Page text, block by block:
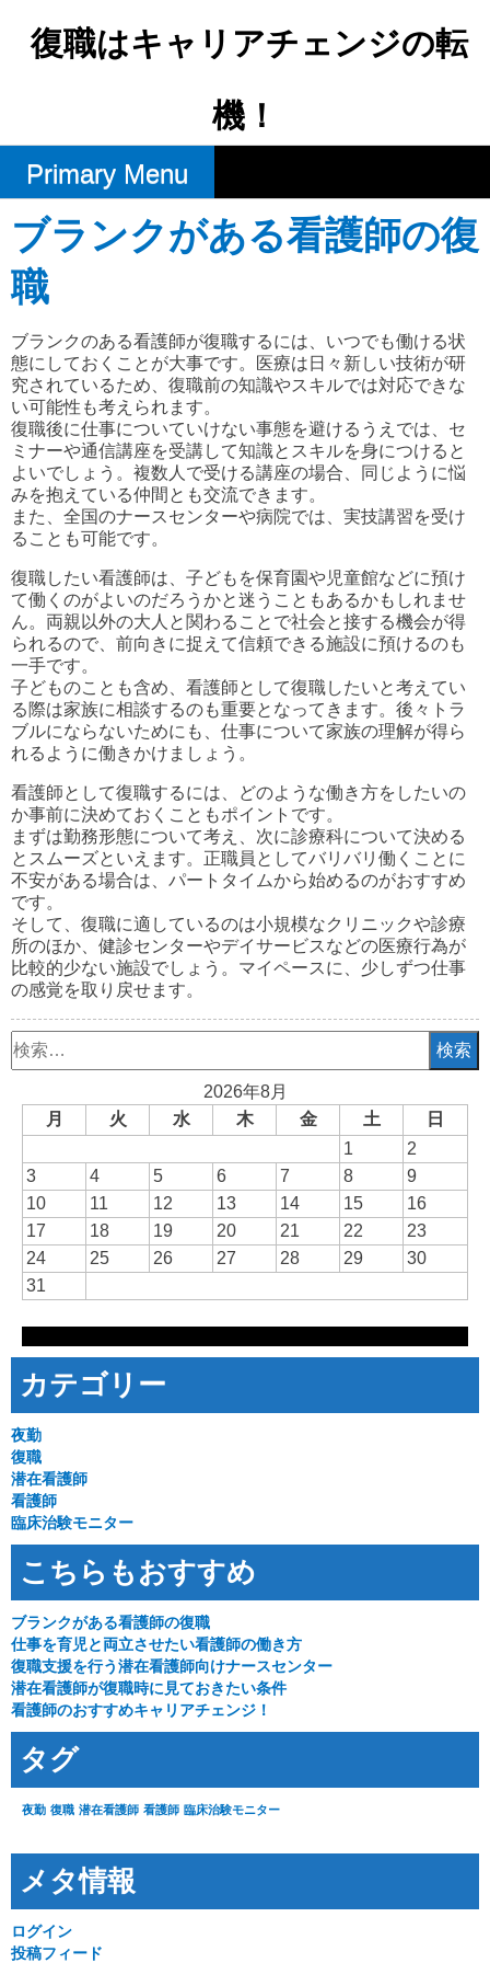
content復職はキャリアチェンジの転
機！
Primary Menu
ブランクがある看護師の復
職
ブランクのある看護師が復職するには、いつでも働ける状
態にしておくことが大事です。医療は日々新しい技術が研
究されているため、復職前の知識やスキルでは対応できな
い可能性も考えられます。
復職後に仕事についていけない事態を避けるうえでは、セ
ミナーや通信講座を受講して知識とスキルを身につけると
よいでしょう。複数人で受ける講座の場合、同じように悩
みを抱えている仲間とも交流できます。
また、全国のナースセンターや病院では、実技講習を受け
ることも可能です。
復職したい看護師は、子どもを保育園や児童館などに預け
て働くのがよいのだろうかと迷うこともあるかもしれませ
ん。両親以外の大人と関わることで社会と接する機会が得
られるので、前向きに捉えて信頼できる施設に預けるのも
一手です。
子どものことも含め、看護師として復職したいと考えてい
る際は家族に相談するのも重要となってきます。後々トラ
ブルにならないためにも、仕事について家族の理解が得ら
れるように働きかけましょう。
看護師として復職するには、どのような働き方をしたいの
か事前に決めておくこともポイントです。
まずは勤務形態について考え、次に診療科について決める
とスムーズといえます。正職員としてバリバリ働くことに
不安がある場合は、パートタイムから始めるのがおすすめ
です。
そして、復職に適しているのは小規模なクリニックや診療
所のほか、健診センターやデイサービスなどの医療行為が
比較的少ない施設でしょう。マイペースに、少しずつ仕事
の感覚を取り戻せます。
検
索:
2026年8月
月
火 水 木 金 土
日
1
2
3
4 5 6 7 8
9
10
11 12 13 14 15
16
17
18 19 20 21 22
23
24
25 26 27 28 29
30
31
カテゴリー
夜勤
復職
潜在看護師
看護師
臨床治験モニター
こちらもおすすめ
ブランクがある看護師の復職
仕事を育児と両立させたい看護師の働き方
復職支援を行う潜在看護師向けナースセンター
潜在看護師が復職時に見ておきたい条件
看護師のおすすめキャリアチェンジ！
タグ
夜勤 復職 潜在看護師 看護師 臨床治験モニター
メタ情報
ログイン
投稿フィード